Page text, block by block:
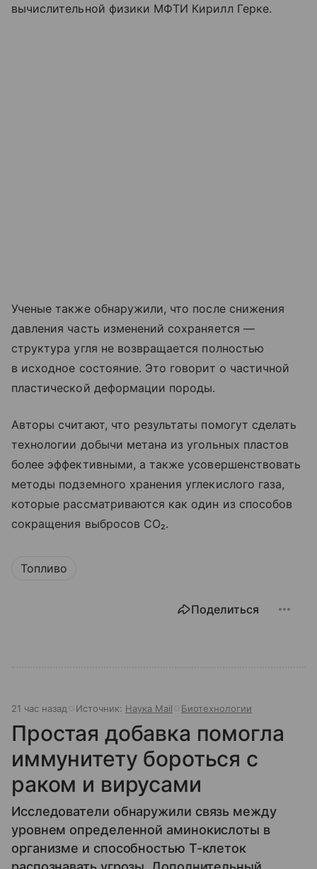
вычислительной физики МФТИ Кирилл Герке.
Ученые также обнаружили, что после снижения
давления часть изменений сохраняется —
структура угля не возвращается полностью
в исходное состояние. Это говорит о частичной
пластической деформации породы.
Авторы считают, что результаты помогут сделать
технологии добычи метана из угольных пластов
более эффективными, а также усовершенствовать
методы подземного хранения углекислого газа,
которые рассматриваются как один из способов
сокращения выбросов CO₂.
Топливо
Поделиться
21 час назад Источник: Наука Mail Биотехнологии
Простая добавка помогла
иммунитету бороться с
раком и вирусами
Исследователи обнаружили связь между
уровнем определенной аминокислоты в
организме и способностью Т-клеток